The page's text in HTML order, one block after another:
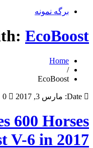
برگه نمونه
EcoBoost
Home
/
EcoBoost
Date: مارس 3, 2017 0
600 Horses
V-6 in 2017